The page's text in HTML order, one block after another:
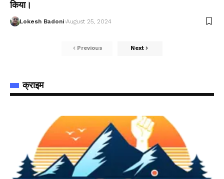
किया।
Lokesh Badoni August 25, 2024
Previous Next
क्राइम